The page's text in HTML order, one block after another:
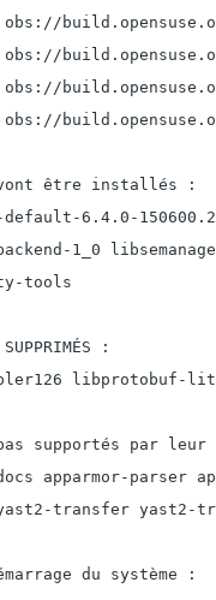
vont être installés :
6.4.0-
1_0
tools
:
libprotobuf-
supportés par
apparmor-parser
transfer yast2-
du système :